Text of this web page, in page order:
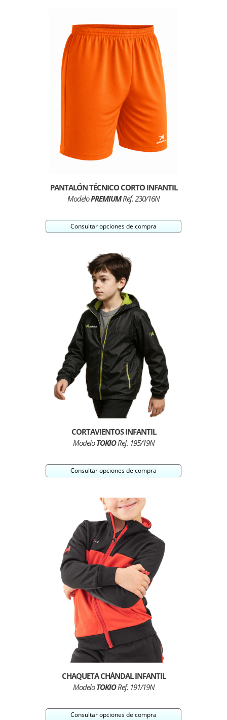
PANTALÓN TÉCNICO CORTO INFANTIL
ModeloPREMIUMRef. 230/16N
Consultar opciones de compra
CORTAVIENTOS INFANTIL
ModeloTOKIORef. 195/19N
Consultar opciones de compra
CHAQUETA CHÁNDAL INFANTIL
ModeloTOKIORef. 191/19N
Consultar opciones de compra